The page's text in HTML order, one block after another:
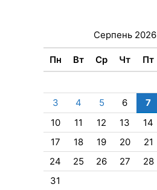
Серпень 2026
Пн Вт Ср Чт Пт
3
4 5 6 7
10
11 12 13 14
17
18 19 20 21
24
25 26 27 28
31